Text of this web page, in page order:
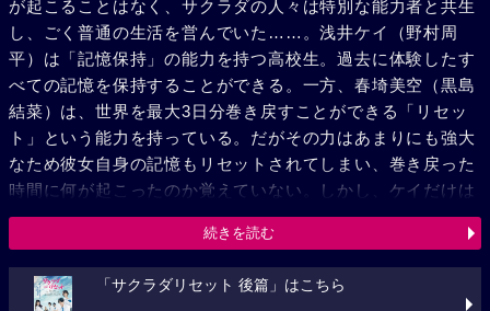
が起こることはなく、サクラダの人々は特別な能力者と共生
し、ごく普通の生活を営んでいた……。浅井ケイ（野村周
平）は「記憶保持」の能力を持つ高校生。過去に体験したす
べての記憶を保持することができる。一方、春埼美空（黒島
結菜）は、世界を最大3日分巻き戻すことができる「リセッ
ト」という能力を持っている。だがその力はあまりにも強大
なため彼女自身の記憶もリセットされてしまい、巻き戻った
時間に何が起こったのか覚えていない。しかし、ケイだけは
記憶を保持する能力によってその時間の出来事を覚えおり、
二人が一緒にいることで世界を最大3日やり直すことができ
るのだった。だがそんな二人には取り戻せない過去があっ
た。2年前、「リセット」の影響を受け、同級生の相麻菫
続きを読む
「サクラダリセット 後篇」はこちら